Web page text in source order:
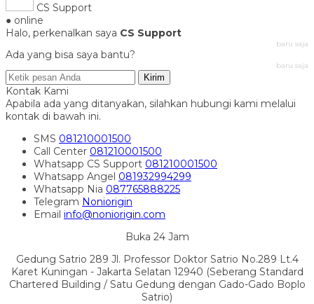
CS Support
● online
Halo, perkenalkan saya CS Support
baru saja
Ada yang bisa saya bantu?
baru saja
Kirim
Kontak Kami
Apabila ada yang ditanyakan, silahkan hubungi kami melalui
kontak di bawah ini.
SMS 081210001500
Call Center 081210001500
Whatsapp CS Support 081210001500
Whatsapp Angel 081932994299
Whatsapp Nia 087765888225
Telegram Noniorigin
Email info@noniorigin.com
Buka 24 Jam
Gedung Satrio 289 Jl. Professor Doktor Satrio No.289 Lt.4
Karet Kuningan - Jakarta Selatan 12940 (Seberang Standard
Chartered Building / Satu Gedung dengan Gado-Gado Boplo
Satrio)